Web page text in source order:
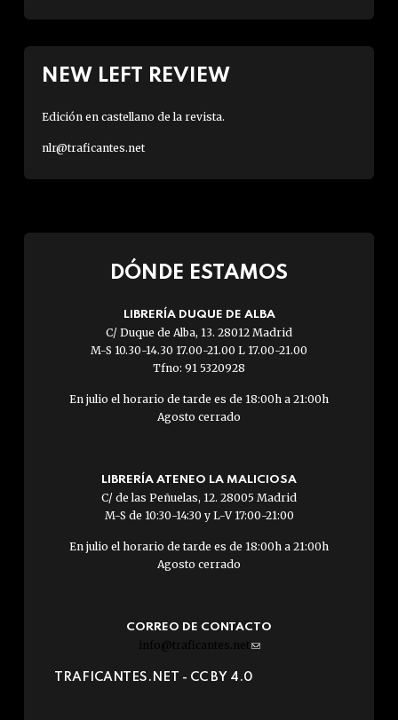
NEW LEFT REVIEW
Edición en castellano de la revista.
nlr@traficantes.net
DÓNDE ESTAMOS
LIBRERÍA DUQUE DE ALBA
C/ Duque de Alba, 13. 28012 Madrid
M-S 10.30-14.30 17.00-21.00 L 17.00-21.00
Tfno: 91 5320928
En julio el horario de tarde es de 18:00h a 21:00h
Agosto cerrado
LIBRERÍA ATENEO LA MALICIOSA
C/ de las Peñuelas, 12. 28005 Madrid
M-S de 10:30-14:30 y L-V 17:00-21:00
En julio el horario de tarde es de 18:00h a 21:00h
Agosto cerrado
CORREO DE CONTACTO
info@traficantes.net (link
e-
TRAFICANTES.NET - CC BY 4.0